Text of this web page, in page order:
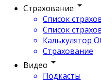
Страхование
Список
Список
Калькулятор
Страхование
Видео
Подкасты